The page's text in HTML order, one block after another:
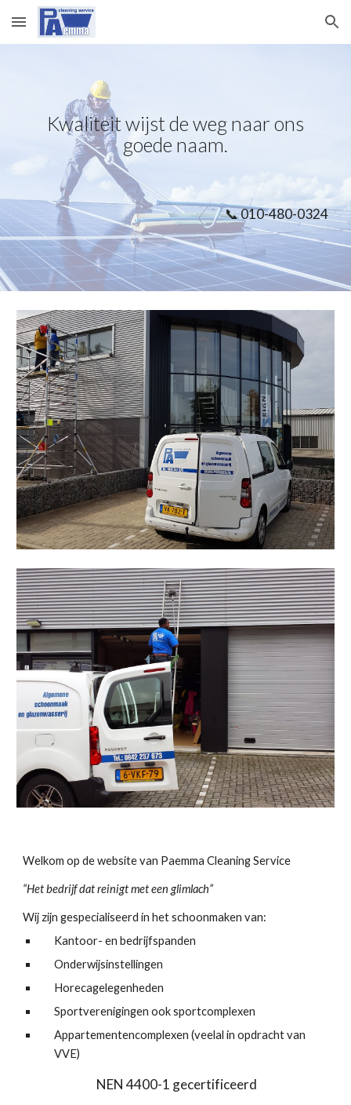
Skip to main content Skip to navigation
Kwaliteit wijst de weg naar ons
goede naam.
📞 010-480-0324
Welkom op de website van Paemma Cleaning Service
“Het bedrijf dat reinigt met een glimlach”
Wij zijn gespecialiseerd in het schoonmaken van:
Kantoor- en bedrijfspanden
Onderwijsinstellingen
Horecagelegenheden
Sportverenigingen ook sportcomplexen
Appartementencomplexen (veelal in opdracht van
VVE)
NEN 4400-1 gecertificeerd